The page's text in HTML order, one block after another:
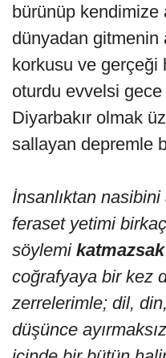
bürünüp kendimize
dünyadan gitmenin
korkusu ve gerçeği
oturdu evvelsi
Diyarbakır olmak
sallayan depremle
İnsanlıktan
feraset yetimi
söylemi katmazsak
coğrafyaya bir kez
zerrelerimle; dil,
düşünce